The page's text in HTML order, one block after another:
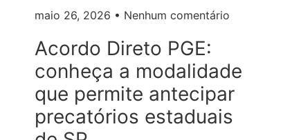
maio 26, 2026 Nenhum comentário
Acordo Direto PGE:
conheça a modalidade
que permite antecipar
precatórios estaduais